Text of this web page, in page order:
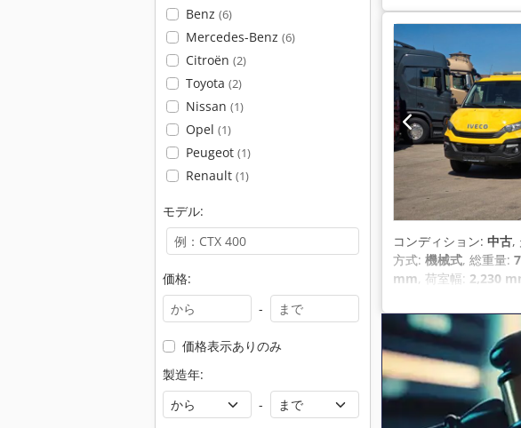
Benz (6)
Mercedes-Benz (6)
Citroën (2)
Toyota (2)
Nissan (1)
Opel (1)
Peugeot (1)
Renault (1)
モデル:
価格:
-
価格表示ありのみ
製造年:
-
コンディション: 中古,
方式: 機械式, 総重量:
mm, 荷室幅: 2,230
ABS（アンチロ